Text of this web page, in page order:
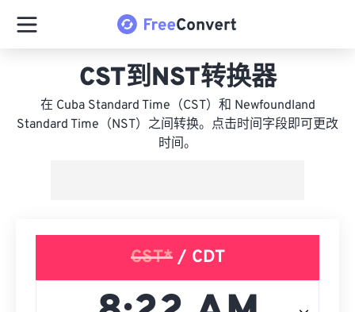
CST到NST转换器
在 Cuba Standard Time（CST）和 Newfoundland
Standard Time（NST）之间转换。点击时间字段即可更改
时间。
CST*/ CDT